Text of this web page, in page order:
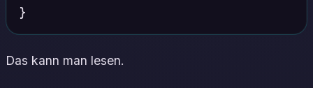
Das kann man lesen.